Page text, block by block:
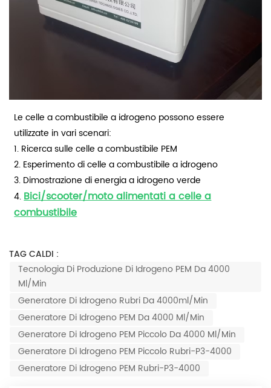
Le celle a combustibile a idrogeno possono essere
utilizzate in vari scenari:
1. Ricerca sulle celle a combustibile PEM
2. Esperimento di celle a combustibile a idrogeno
3. Dimostrazione di energia a idrogeno verde
4.Bici/scooter/moto alimentati a celle a
combustibile
TAG CALDI :
Tecnologia Di Produzione Di Idrogeno PEM Da 4000
Ml/min
Generatore Di Idrogeno Rubri Da 4000ml/min
Generatore Di Idrogeno PEM Da 4000 Ml/min
Generatore Di Idrogeno PEM Piccolo Da 4000 Ml/min
Generatore Di Idrogeno PEM Piccolo Rubri-P3-4000
Generatore Di Idrogeno PEM Rubri-P3-4000